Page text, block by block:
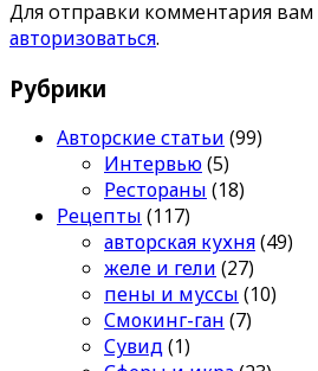
Для отправки комментария
авторизоваться.
Рубрики
Авторские статьи (99)
Интервью(5)
Рестораны (18)
Рецепты (117)
авторская кухня(49)
желе и гели (27)
пены и муссы (10)
Смокинг-ган (7)
Сувид(1)